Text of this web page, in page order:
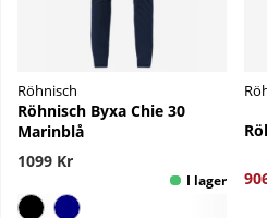
Röhnisch
Röhnisch Byxa Chie 30
Marinblå
1099 Kr